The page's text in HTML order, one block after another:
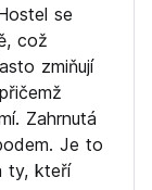
se
což
zmiňují
Zahrnutá
Je to
ty, kteří